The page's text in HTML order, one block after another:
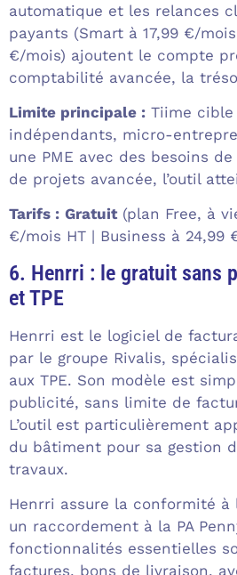
automatique et les relances
payants (Smart à 17,99 €/
€/mois) ajoutent le compte
comptabilité avancée, la
Limite principale : Tiime
indépendants, micro-
une PME avec des besoins
de projets avancée, l’outil
Tarifs : Gratuit (plan Free, à
€/mois HT | Business à 24,99
6. Henrri : le gratuit sans
et TPE
Henrri est le logiciel de
par le groupe Rivalis,
aux TPE. Son modèle est
publicité, sans limite de
L’outil est particulièrement
du bâtiment pour sa gestion
travaux.
Henrri assure la conformité à
un raccordement à la PA
fonctionnalités essentielles
factures, bons de livraison,